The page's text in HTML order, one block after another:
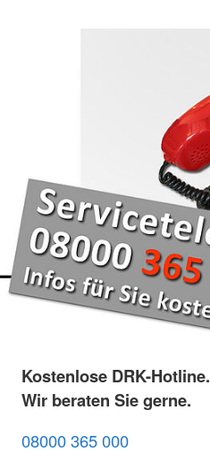
Kostenlose DRK-Hotline.
Wir beraten Sie gerne.
08000 365 000